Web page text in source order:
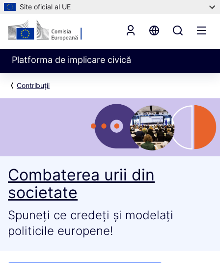
Site oficial al UE
Platforma de implicare civică
Contribuții
Combaterea urii din
societate
Spuneți ce credeți și modelați
politicile europene!